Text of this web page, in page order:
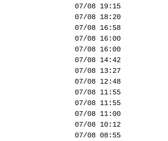
07/08 19:15
07/08 18:20
07/08 16:58
07/08 16:00
07/08 16:00
07/08 14:42
07/08 13:27
07/08 12:48
07/08 11:55
07/08 11:55
07/08 11:00
07/08 10:12
07/08 08:55